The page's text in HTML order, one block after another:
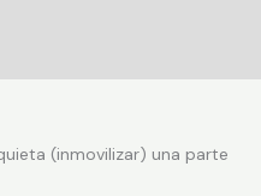
(inmovilizar) una parte